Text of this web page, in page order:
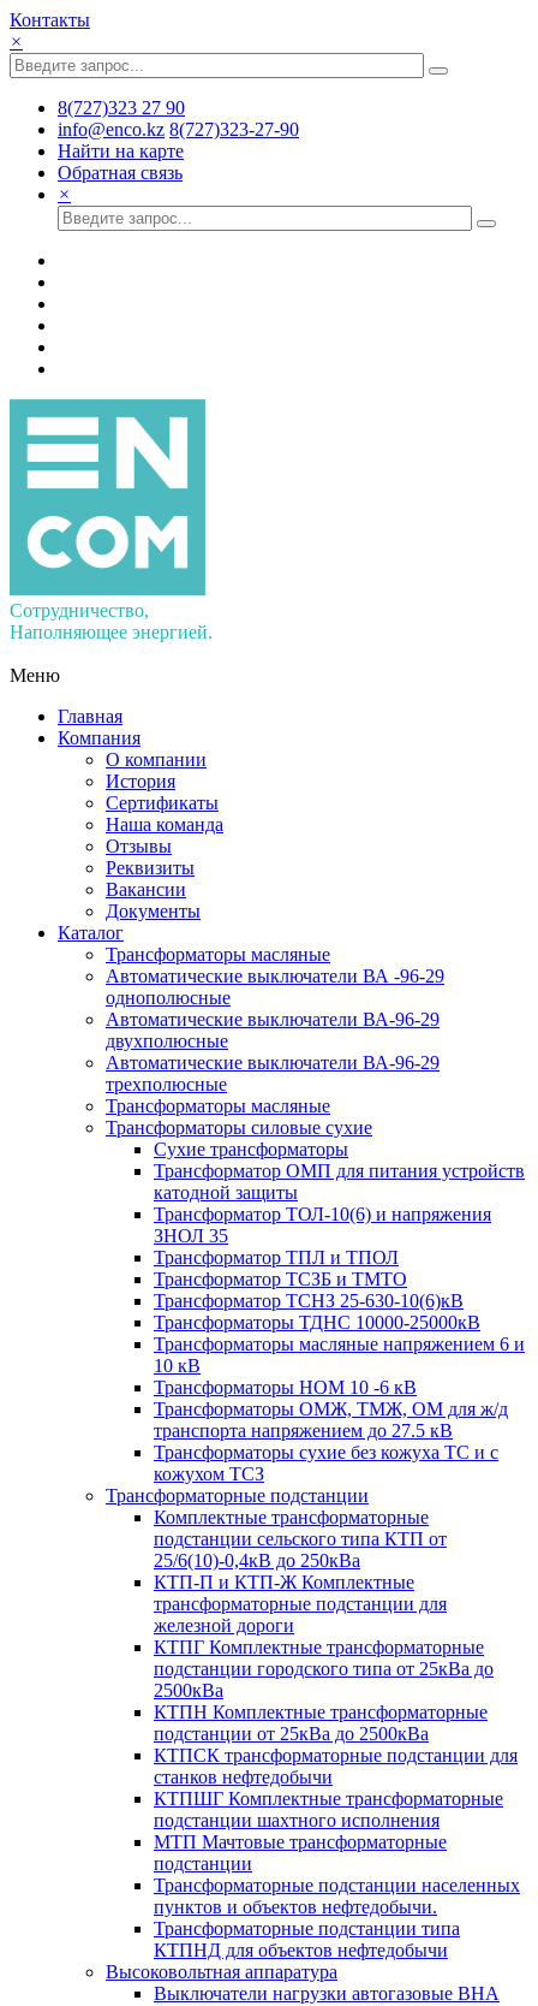
Контакты
×
8(727)323 27 90
info@enco.kz 8(727)323-27-90
Найти на карте
Обратная связь
×
Сотрудничество,
Наполняющее энергией.
Меню
Главная
Компания
О компании
История
Сертификаты
Наша команда
Отзывы
Реквизиты
Вакансии
Документы
Каталог
Трансформаторы масляные
Автоматические выключатели ВА -96-29
однополюсные
Автоматические выключатели ВА-96-29
двухполюсные
Автоматические выключатели ВА-96-29
трехполюсные
Трансформаторы масляные
Трансформаторы силовые сухие
Сухие трансформаторы
Трансформатор ОМП для питания устройств
катодной защиты
Трансформатор ТОЛ-10(6) и напряжения
ЗНОЛ 35
Трансформатор ТПЛ и ТПОЛ
Трансформатор ТСЗБ и ТМТО
Трансформатор ТСНЗ 25-630-10(6)кВ
Трансформаторы ТДНС 10000-25000кВ
Трансформаторы масляные напряжением 6 и
10 кВ
Трансформаторы НОМ 10 -6 кВ
Трансформаторы ОМЖ, ТМЖ, ОМ для ж/д
транспорта напряжением до 27.5 кВ
Трансформаторы сухие без кожуха ТС и с
кожухом ТСЗ
Трансформаторные подстанции
Комплектные трансформаторные
подстанции сельского типа КТП от
25/6(10)-0,4кВ до 250кВа
КТП-П и КТП-Ж Комплектные
трансформаторные подстанции для
железной дороги
КТПГ Комплектные трансформаторные
подстанции городского типа от 25кВа до
2500кВа
КТПН Комплектные трансформаторные
подстанции от 25кВа до 2500кВа
КТПСК трансформаторные подстанции для
станков нефтедобычи
КТПШГ Комплектные трансформаторные
подстанции шахтного исполнения
МТП Мачтовые трансформаторные
подстанции
Трансформаторные подстанции населенных
пунктов и объектов нефтедобычи.
Трансформаторные подстанции типа
КТПНД для объектов нефтедобычи
Высоковольтная аппаратура
Выключатели нагрузки автогазовые ВНА